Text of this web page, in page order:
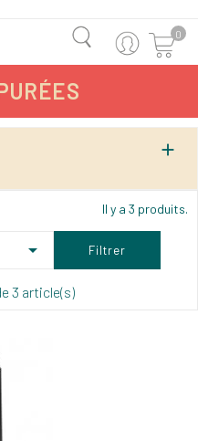
0

Il y a 3 produits.
 Filtrer
3 article(s)